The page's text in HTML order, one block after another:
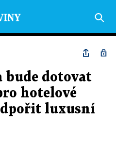
bude dotovat
hotelové
luxusní